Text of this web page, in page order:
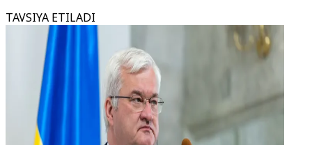
TAVSIYA ETILADI